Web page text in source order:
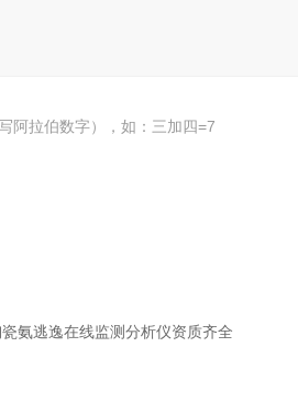
阿拉伯数字），如：三加四=7
瓷氨逃逸在线监测分析仪资质齐全